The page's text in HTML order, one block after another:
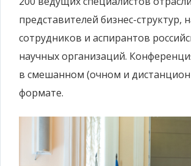
представителей бизнес-структур,
сотрудников и аспирантов
научных организаций.
в смешанном (очном и
формате.